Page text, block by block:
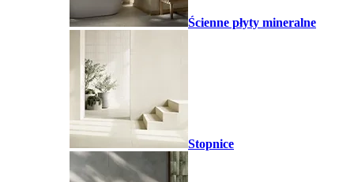
Ścienne płyty mineralne
Stopnice